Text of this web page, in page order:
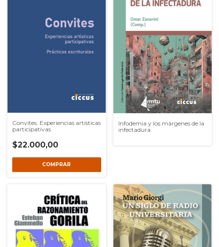
Convites: Experiencias artísticas
participativas
$22.000,00
Infodemia y los márgenes de la
infectadura